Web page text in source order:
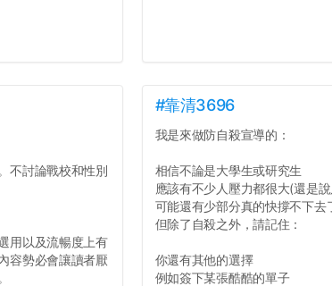
不討論戰校和性別
用以及流暢度上有
容勢必會讓讀者厭
#靠清3696
我是來做防自殺宣導的：
相信不論是大學生或研究生
應該有不少人壓力都很大(還是
可能還有少部分真的快撐不下去
但除了自殺之外，請記住：
你還有其他的選擇
例如簽下某張酷酷的單子